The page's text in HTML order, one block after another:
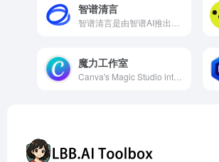
智谱清言
魔力工作室